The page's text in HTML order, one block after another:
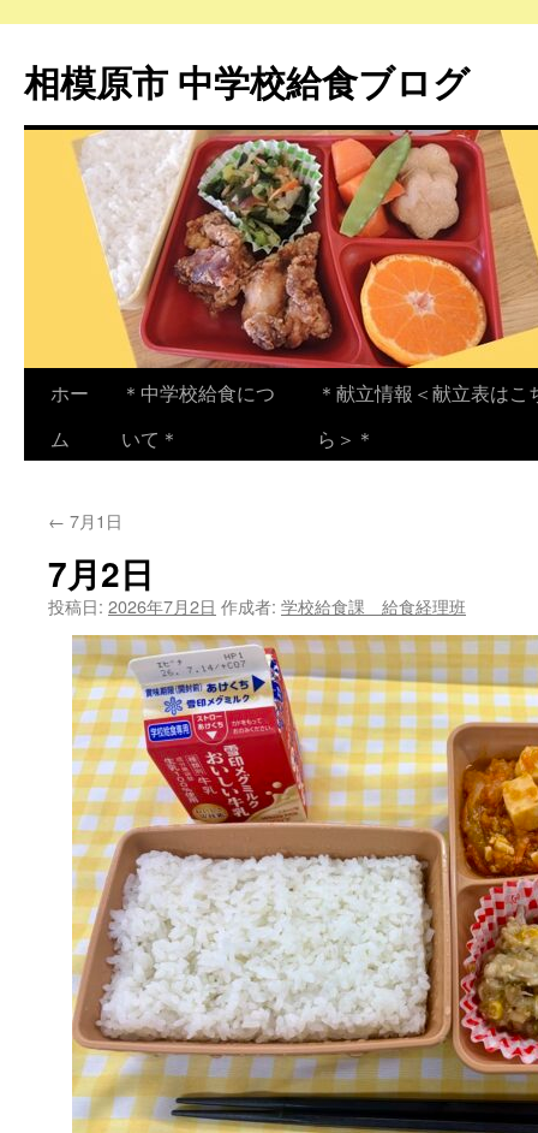
相模原市 中学校給食ブログ
ン
ツ
へ
ホー
ム
＊中学校給食につ
いて＊
＊献立情報＜献立表はこ
ら＞＊
← 7月1日
7月2日
投稿日: 2026年7月2日 作成者: 学校給食課 給食経理班